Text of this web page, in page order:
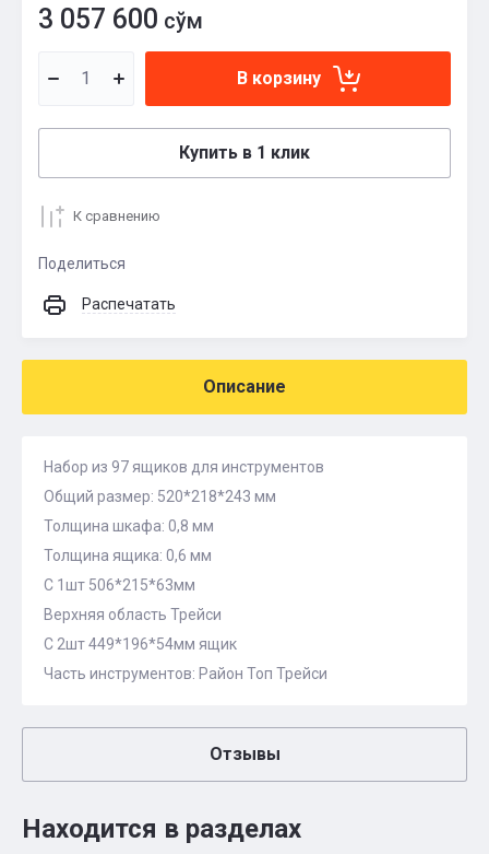
3 057 600 сўм
В корзину
Купить в 1 клик
К сравнению
Поделиться
Распечатать
Описание
Набор из 97 ящиков для инструментов
Общий размер: 520*218*243 мм
Толщина шкафа: 0,8 мм
Толщина ящика: 0,6 мм
С 1шт 506*215*63мм
Верхняя область Трейси
С 2шт 449*196*54мм ящик
Часть инструментов: Район Топ Трейси
Отзывы
Находится в разделах